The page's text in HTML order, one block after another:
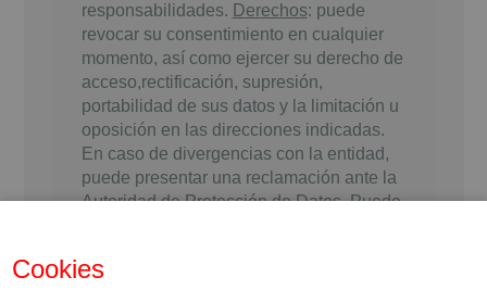
Cookies
responsabilidades. Derechos: puede
revocar su consentimiento en cualquier
momento, así como ejercer su derecho de
acceso,rectificación, supresión,
portabilidad de sus datos y la limitación u
oposición en las direcciones indicadas.
En caso de divergencias con la entidad,
puede presentar una reclamación ante la
Autoridad de Protección de Datos. Puede